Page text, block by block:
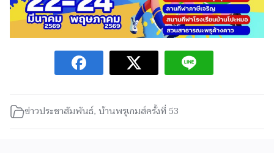
ข่าวประชาสัมพันธ์, บ้านพรุเกมส์ครั้งที่ 53